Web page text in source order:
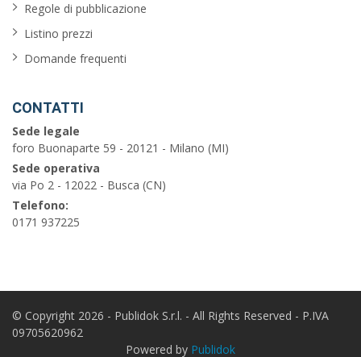
Regole di pubblicazione
Listino prezzi
Domande frequenti
CONTATTI
Sede legale
foro Buonaparte 59 - 20121 - Milano (MI)
Sede operativa
via Po 2 - 12022 - Busca (CN)
Telefono:
0171 937225
© Copyright 2026 - Publidok S.r.l. - All Rights Reserved - P.IVA
09705620962
Powered by Publidok